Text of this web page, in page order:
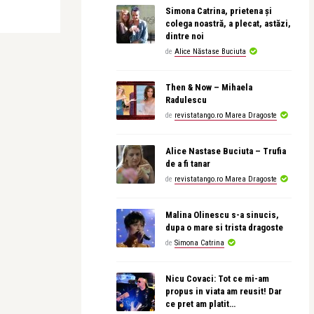
Simona Catrina, prietena și
colega noastră, a plecat, astăzi,
dintre noi
de Alice Năstase Buciuta
Then & Now – Mihaela
Radulescu
de revistatango.ro Marea Dragoste
Alice Nastase Buciuta – Trufia
de a fi tanar
de revistatango.ro Marea Dragoste
Malina Olinescu s-a sinucis,
dupa o mare si trista dragoste
de Simona Catrina
Nicu Covaci: Tot ce mi-am
propus in viata am reusit! Dar
ce pret am platit…